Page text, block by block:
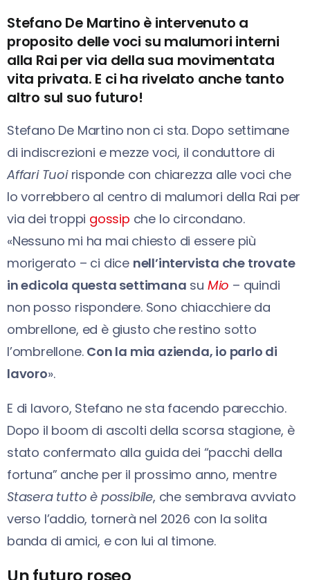
Stefano De Martino è intervenuto a
proposito delle voci su malumori interni
alla Rai per via della sua movimentata
vita privata. E ci ha rivelato anche tanto
altro sul suo futuro!
Stefano De Martino non ci sta. Dopo settimane
di indiscrezioni e mezze voci, il conduttore di
Affari Tuoirisponde con chiarezza alle voci che
lo vorrebbero al centro di malumori della Rai per
via dei troppi gossip che lo circondano.
«Nessuno mi ha mai chiesto di essere più
morigerato – ci dice nell’intervista che trovate
in edicola questa settimana su Mio – quindi
non posso rispondere. Sono chiacchiere da
ombrellone, ed è giusto che restino sotto
l’ombrellone. Con la mia azienda, io parlo di
lavoro».
E di lavoro, Stefano ne sta facendo parecchio.
Dopo il boom di ascolti della scorsa stagione, è
stato confermato alla guida dei “pacchi della
fortuna” anche per il prossimo anno, mentre
Stasera tutto è possibile, che sembrava avviato
verso l’addio, tornerà nel 2026 con la solita
banda di amici, e con lui al timone.